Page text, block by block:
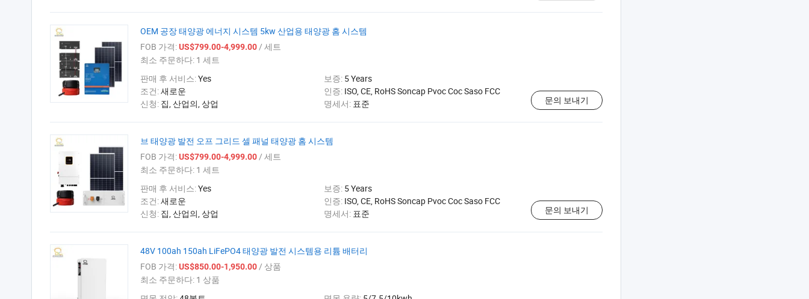
OEM 공장 태양광 에너지 시스템 5kw 산업용 태양광 홈 시스템
FOB 가격:US$799.00-4,999.00/ 세트
최소 주문하다: 1 세트
판매 후 서비스:Yes 보증: 5 Years
조건:새로운 인증: ISO, CE, RoHS Soncap Pvoc Coc Saso FCC
신청: 집, 산업의, 상업 명세서: 표준 문의 보내기
브 태양광 발전 오프 그리드 셀 패널 태양광 홈 시스템
FOB 가격:US$799.00-4,999.00/ 세트
최소 주문하다: 1 세트
판매 후 서비스:Yes 보증: 5 Years
조건:새로운 인증: ISO, CE, RoHS Soncap Pvoc Coc Saso FCC
신청: 집, 산업의, 상업 명세서: 표준 문의 보내기
48V 100ah 150ah LiFePO4 태양광 발전 시스템용 리튬 배터리
FOB 가격:US$850.00-1,950.00/ 상품
최소 주문하다: 1 상품